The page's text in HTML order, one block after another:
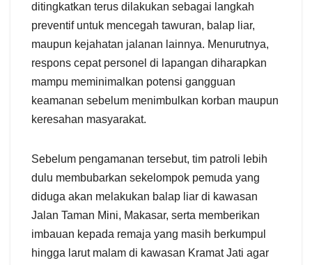
ditingkatkan terus dilakukan sebagai langkah
preventif untuk mencegah tawuran, balap liar,
maupun kejahatan jalanan lainnya. Menurutnya,
respons cepat personel di lapangan diharapkan
mampu meminimalkan potensi gangguan
keamanan sebelum menimbulkan korban maupun
keresahan masyarakat.
Sebelum pengamanan tersebut, tim patroli lebih
dulu membubarkan sekelompok pemuda yang
diduga akan melakukan balap liar di kawasan
Jalan Taman Mini, Makasar, serta memberikan
imbauan kepada remaja yang masih berkumpul
hingga larut malam di kawasan Kramat Jati agar